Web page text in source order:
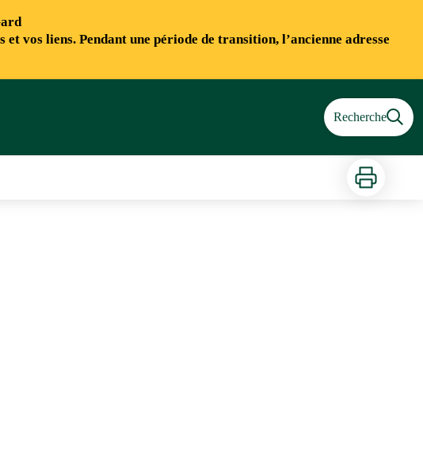
vos liens. Pendant une période de transition, l’ancienne adresse
Recherche
Imprimer